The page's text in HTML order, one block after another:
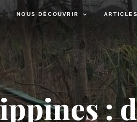
NOUS DÉCOUVRIR ARTICLES
: